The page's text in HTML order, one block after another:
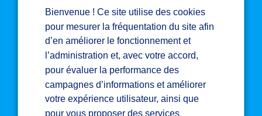
Bienvenue ! Ce site utilise des cookies
pour mesurer la fréquentation du site afin
d’en améliorer le fonctionnement et
l’administration et, avec votre accord,
pour évaluer la performance des
campagnes d’informations et améliorer
votre expérience utilisateur, ainsi que
pour vous proposer des services